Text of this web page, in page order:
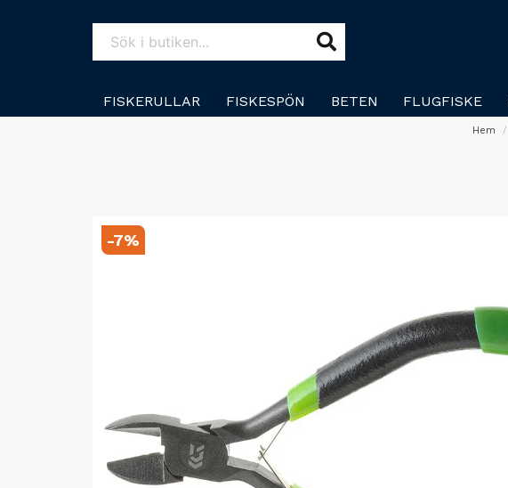
FISKERULLAR FISKESPÖN BETEN FLUGFISKE
Hem
-7%